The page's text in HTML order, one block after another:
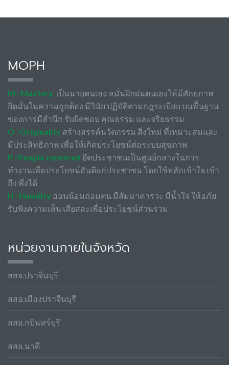
MOPH
M : Mastery เป็นนายตนเอง หมั่นฝึกฝนตนเองให้มีศักยภาพ
ยึดมั่นในความถูกต้อง มีวินัย ปฏิบัติตามกฎระเบียบ บนพื้นฐาน
ของการมีสำนึก รับผิดชอบ คุณธรรม และจริยธรรม
O : Originality สร้างสรรค์นวัตกรรม สิ่งใหม่ ที่เหมาะสมและ
มีประสิทธิภาพ เพื่อให้เกิดประโยชน์ต่อระบบสุขภาพ
P : People centered ยึดประชาชนเป็นศูนย์กลางในการ
ทำงานเพื่อประโยชน์อันดีแก่ประชาชน โดยใช้หลักเข้าใจ เข้า
ถึง พึ่งได้
H : Humility อ่อนน้อมถ่อมตน มีสัมมาคารวะ มีน้ำใจ ให้อภัย
รับฟังความเห็น เสียสละเพื่อประโยชน์ส่วนรวม
หน่วยงานภายในจังหวัด
สสจ.ปราจีนบุรี
สสอ.เมืองปราจีนบุรี
สสอ.กบินทร์บุรี
สสอ.นาดี